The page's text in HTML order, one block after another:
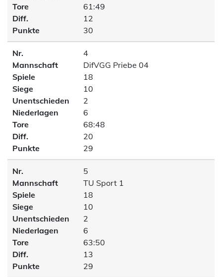
Tore
61:49
Diff.
12
Punkte
30
Nr.
4
Mannschaft
DifVGG Priebe 04
Spiele
18
Siege
10
Unentschieden
2
Niederlagen
6
Tore
68:48
Diff.
20
Punkte
29
Nr.
5
Mannschaft
TU Sport 1
Spiele
18
Siege
10
Unentschieden
2
Niederlagen
6
Tore
63:50
Diff.
13
Punkte
29